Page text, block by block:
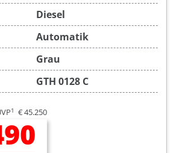
Diesel
Automatik
Grau
GTH 0128 C
1 € 45.250